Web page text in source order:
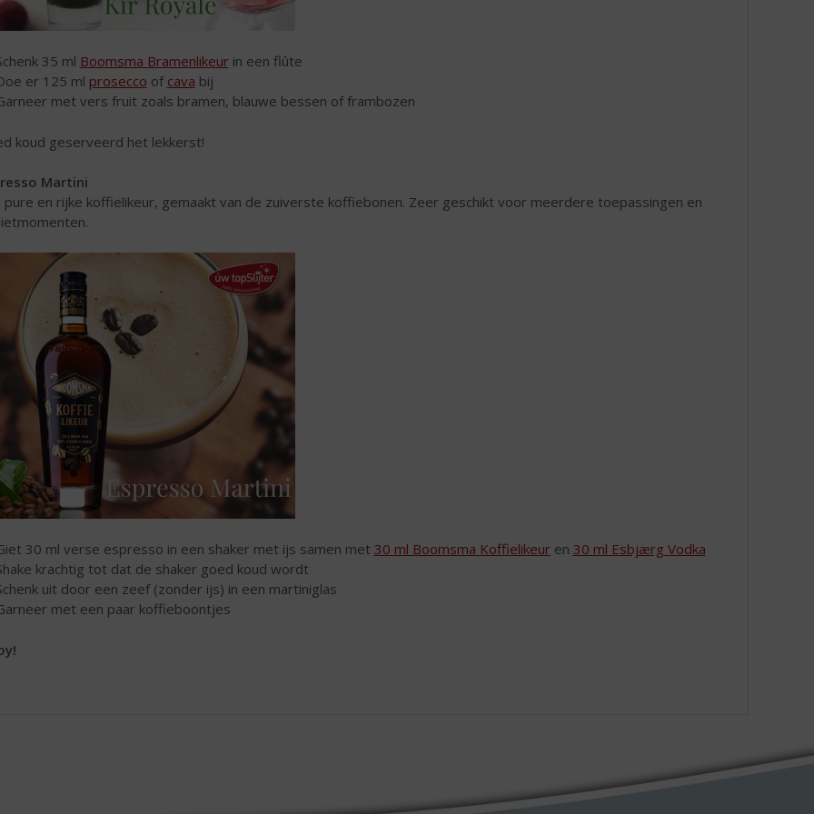
35 ml Boomsma Bramenlikeurin een flûte
er 125 ml prosecco of cava bij
met vers fruit zoals bramen, blauwe bessen of frambozen
koud geserveerd het lekkerst!
Martini
pure en rijke koffielikeur, gemaakt van de zuiverste koffiebonen. Zeer geschikt voor meerdere toepassingen en
30 ml verse espresso in een shaker met ijs samen met 30 ml Boomsma Koffielikeuren 30 ml Esbjærg Vodka
krachtig tot dat de shaker goed koud wordt
uit door een zeef (zonder ijs) in een martiniglas
met een paar koffieboontjes